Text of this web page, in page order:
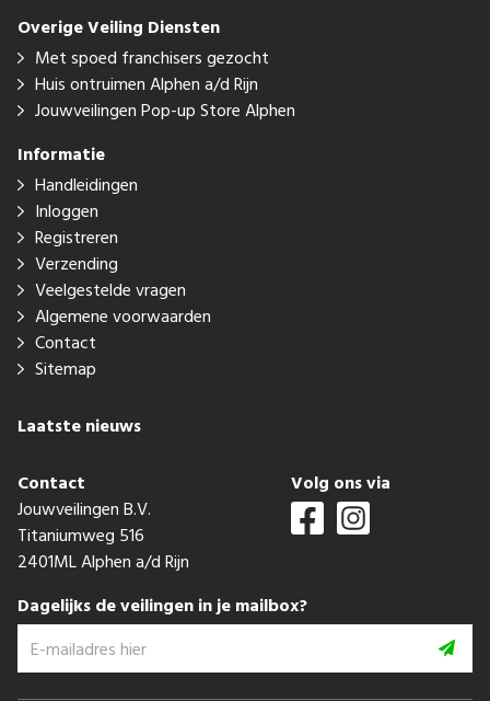
Overige Veiling Diensten
Met spoed franchisers gezocht
Huis ontruimen Alphen a/d Rijn
Jouwveilingen Pop-up Store Alphen
Informatie
Handleidingen
Inloggen
Registreren
Verzending
Veelgestelde vragen
Algemene voorwaarden
Contact
Sitemap
Laatste nieuws
Contact
Jouwveilingen B.V.
Titaniumweg 516
2401ML Alphen a/d Rijn
Volg ons via
Dagelijks de veilingen in je mailbox?